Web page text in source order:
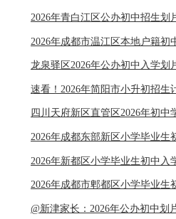
2026年青白江区公办初中招生划
2026年成都市温江区本地户籍
龙泉驿区2026年公办初中入学划
速看！2026年简阳市小升初招生
四川天府新区直管区2026年初中
2026年成都东部新区小学毕业生
2026年新都区小学毕业生初中入
2026年成都市郫都区小学毕业生
@新津家长：2026年公办初中